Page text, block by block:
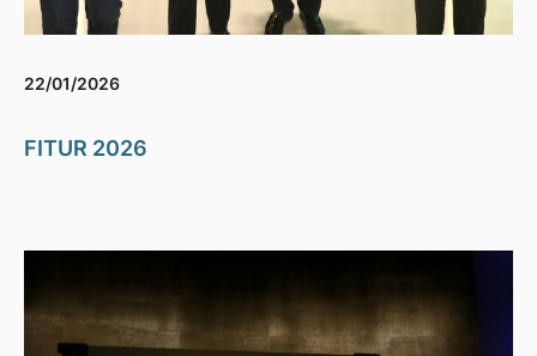
22/01/2026
FITUR 2026